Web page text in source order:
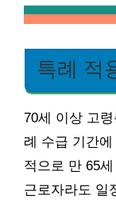
특례 적
70세 이상 고
례 수급 기간
적으로 만 65
근로자라도 일